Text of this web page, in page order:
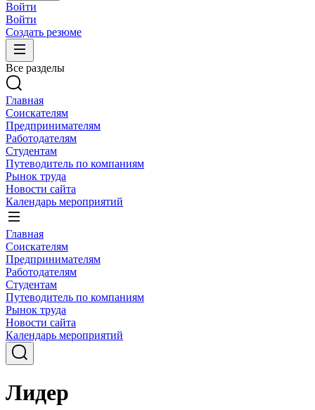
Войти
Войти
Создать резюме
Все разделы
Главная
Соискателям
Предпринимателям
Работодателям
Студентам
Путеводитель по компаниям
Рынок труда
Новости сайта
Календарь мероприятий
Главная
Соискателям
Предпринимателям
Работодателям
Студентам
Путеводитель по компаниям
Рынок труда
Новости сайта
Календарь мероприятий
Лидер